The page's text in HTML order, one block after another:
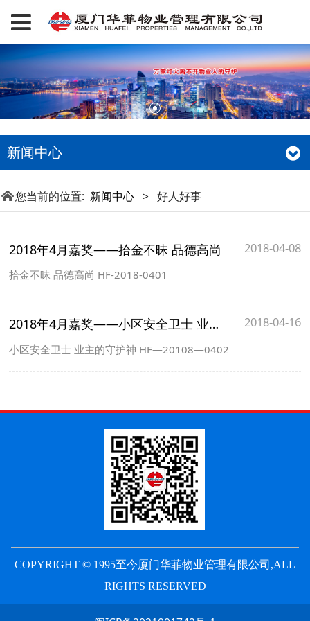
新闻中心
您当前的位置: 新闻中心 > 好人好事
2018年4月嘉奖——拾金不昧 品德高尚 2018-04-08
拾金不昧 品德高尚 HF-2018-0401
2018年4月嘉奖——小区安全卫士 业主的守护神 2018-04-16
小区安全卫士 业主的守护神 HF—20108—0402
COPYRIGHT © 1995至今厦门华菲物业管理有限公司,ALL
RIGHTS RESERVED